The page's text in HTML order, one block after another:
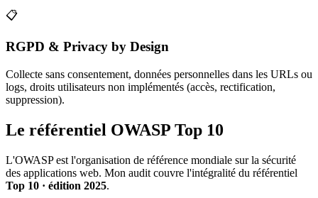
📋
RGPD & Privacy by Design
Collecte sans consentement, données personnelles dans les URLs ou
logs, droits utilisateurs non implémentés (accès, rectification,
suppression).
Le référentiel OWASP Top 10
L'OWASP est l'organisation de référence mondiale sur la sécurité
des applications web. Mon audit couvre l'intégralité du référentiel
Top 10 · édition 2025.